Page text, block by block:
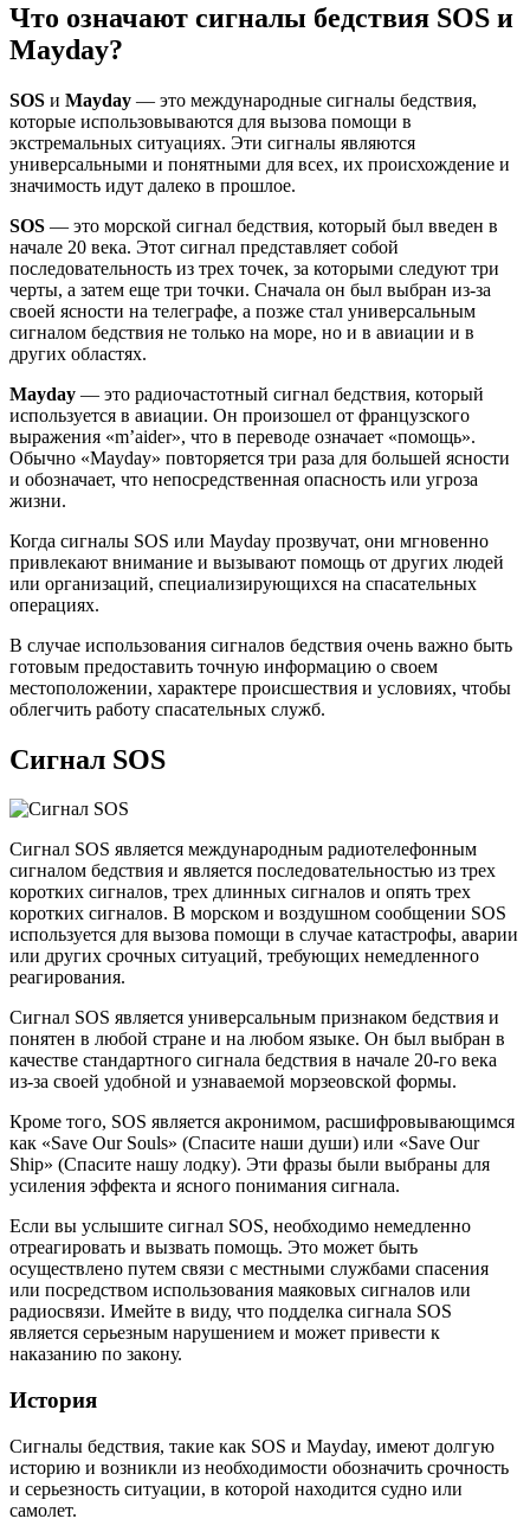
Что означают сигналы бедствия SOS и
Mayday?
SOS и Mayday — это международные сигналы бедствия,
которые использовываются для вызова помощи в
экстремальных ситуациях. Эти сигналы являются
универсальными и понятными для всех, их происхождение и
значимость идут далеко в прошлое.
SOS — это морской сигнал бедствия, который был введен в
начале 20 века. Этот сигнал представляет собой
последовательность из трех точек, за которыми следуют три
черты, а затем еще три точки. Сначала он был выбран из-за
своей ясности на телеграфе, а позже стал универсальным
сигналом бедствия не только на море, но и в авиации и в
других областях.
Mayday — это радиочастотный сигнал бедствия, который
используется в авиации. Он произошел от французского
выражения «m’aider», что в переводе означает «помощь».
Обычно «Mayday» повторяется три раза для большей ясности
и обозначает, что непосредственная опасность или угроза
жизни.
Когда сигналы SOS или Mayday прозвучат, они мгновенно
привлекают внимание и вызывают помощь от других людей
или организаций, специализирующихся на спасательных
операциях.
В случае использования сигналов бедствия очень важно быть
готовым предоставить точную информацию о своем
местоположении, характере происшествия и условиях, чтобы
облегчить работу спасательных служб.
Сигнал SOS
Сигнал SOS является международным радиотелефонным
сигналом бедствия и является последовательностью из трех
коротких сигналов, трех длинных сигналов и опять трех
коротких сигналов. В морском и воздушном сообщении SOS
используется для вызова помощи в случае катастрофы, аварии
или других срочных ситуаций, требующих немедленного
реагирования.
Сигнал SOS является универсальным признаком бедствия и
понятен в любой стране и на любом языке. Он был выбран в
качестве стандартного сигнала бедствия в начале 20-го века
из-за своей удобной и узнаваемой морзеовской формы.
Кроме того, SOS является акронимом, расшифровывающимся
как «Save Our Souls» (Спасите наши души) или «Save Our
Ship» (Спасите нашу лодку). Эти фразы были выбраны для
усиления эффекта и ясного понимания сигнала.
Если вы услышите сигнал SOS, необходимо немедленно
отреагировать и вызвать помощь. Это может быть
осуществлено путем связи с местными службами спасения
или посредством использования маяковых сигналов или
радиосвязи. Имейте в виду, что подделка сигнала SOS
является серьезным нарушением и может привести к
наказанию по закону.
История
Сигналы бедствия, такие как SOS и Mayday, имеют долгую
историю и возникли из необходимости обозначить срочность
и серьезность ситуации, в которой находится судно или
самолет.